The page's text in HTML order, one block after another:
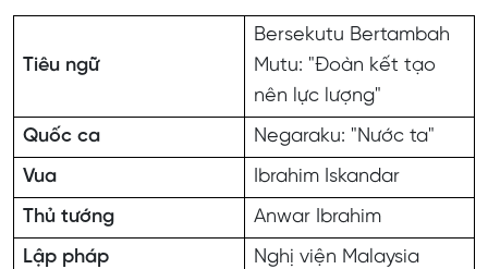
Tiêu ngữ
Bersekutu Bertambah
Mutu: "Đoàn kết tạo
nên lực lượng"
Quốc ca
Negaraku: "Nước ta"
Vua
Ibrahim Iskandar
Thủ tướng
Anwar Ibrahim
Lập pháp
Nghị viện Malaysia